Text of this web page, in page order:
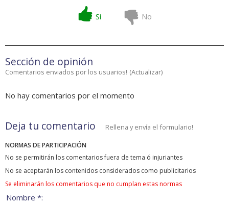
Si No
Sección de opinión
Comentarios enviados por los usuarios! (Actualizar)
No hay comentarios por el momento
Deja tu comentario Rellena y envía el formulario!
NORMAS DE PARTICIPACIÓN
No se permitirán los comentarios fuera de tema ó injuriantes
No se aceptarán los contenidos considerados como publicitarios
Se eliminarán los comentarios que no cumplan estas normas
Nombre *: